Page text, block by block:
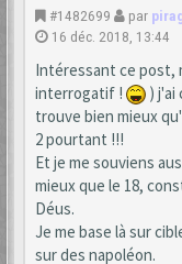
#1482699 par
16 déc. 2018, 13:44
Intéressant ce post,
interrogatif !
) j'ai
trouve bien mieux
2 pourtant !!!
Et je me souviens
mieux que le 18,
Déus.
Je me base là sur
sur des napoléon.